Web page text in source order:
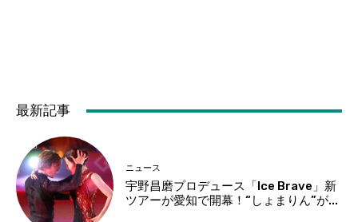
最新記事
ニュース
宇野昌磨プロデュース「Ice Brave」新
ツアーが愛知で開幕！“しょまりん”が...